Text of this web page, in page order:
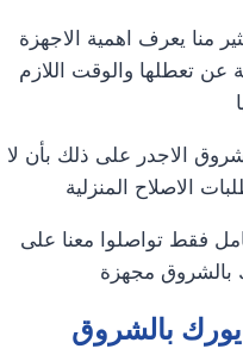
منا يعرف اهمية الاجهزة
عن تعطلها والوقت اللازم
الاجدر على ذلك بأن لا
الاصلاح المنزلية
فقط تواصلوا معنا على
بالشروق مجهزة
يورك بالشروق